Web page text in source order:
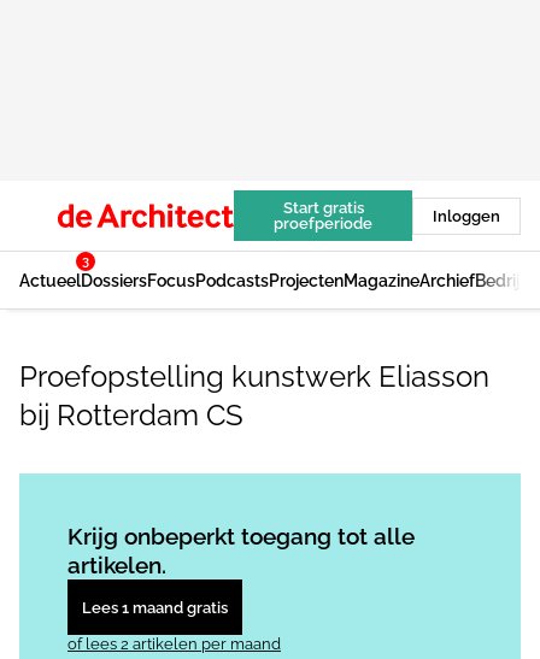
Start gratis
proefperiode
Inloggen
Actueel
3
DossiersFocusPodcastsProjectenMagazineArchief
Proefopstelling kunstwerk Eliasson
bij Rotterdam CS
Krijg onbeperkt toegang tot alle
artikelen.
Lees 1 maand gratis
of lees 2 artikelen per maand